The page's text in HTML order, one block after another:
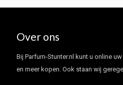
Over ons
Bij Parfum-Stunter.nl kunt u online
en meer kopen. Ook staan wij